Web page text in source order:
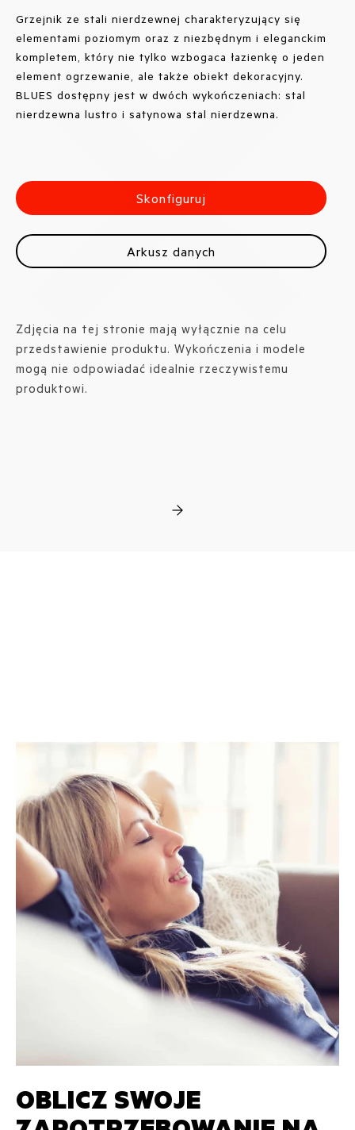
Grzejnik ze stali nierdzewnej charakteryzujący się
elementami poziomym oraz z niezbędnym i eleganckim
kompletem, który nie tylko wzbogaca łazienkę o jeden
element ogrzewanie, ale także obiekt dekoracyjny.
BLUES dostępny jest w dwóch wykończeniach: stal
nierdzewna lustro i satynowa stal nierdzewna.
Skonfiguruj
Arkusz danych
Zdjęcia na tej stronie mają wyłącznie na celu
przedstawienie produktu. Wykończenia i modele
mogą nie odpowiadać idealnie rzeczywistemu
produktowi.
OBLICZ SWOJE